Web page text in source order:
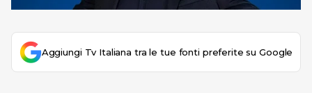
Aggiungi Tv Italiana tra le tue fonti preferite su Google